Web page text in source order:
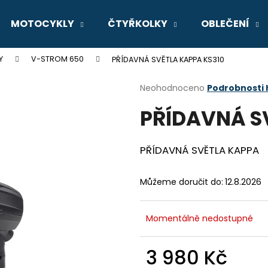
MOTOCYKLY ČTYŘKOLKY OBLEČENÍ
V-STROM 650 PŘÍDAVNÁ SVĚTLA KAPPA KS310
Průměrné
produktu
je
z
5
Neohodnoceno Podrobnosti
PŘÍDAVNÁ
PŘÍDAVNÁ SVĚTLA KAPPA
Můžeme doručit do: 12.8.2026
Momentálně nedostupné
3 980 Kč
Co potřebujete najít?
HLEDAT
8R
V-STROM 800DE